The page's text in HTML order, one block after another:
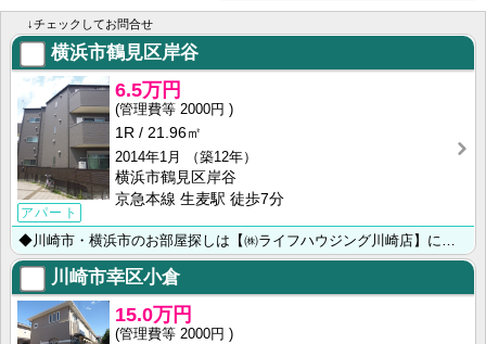
↓チェックしてお問合せ
横浜市鶴見区岸谷
アパート
6.5万円
2000円
1R
21.96㎡
2014年1月
（築12年）
横浜市鶴見区岸谷
京急本線 生麦駅 徒歩7分
川崎市幸区小倉
15.0万円
2000円